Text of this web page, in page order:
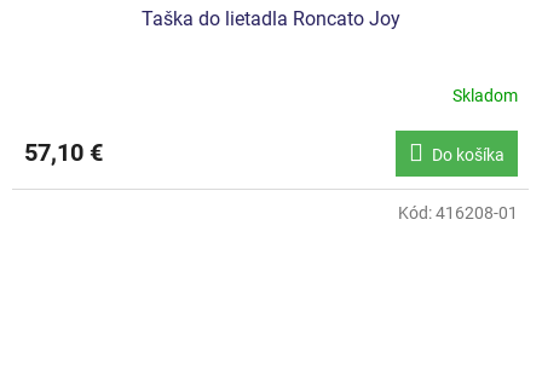
Taška do lietadla Roncato Joy
Skladom
57,10 € Do košíka
Kód:416208-01